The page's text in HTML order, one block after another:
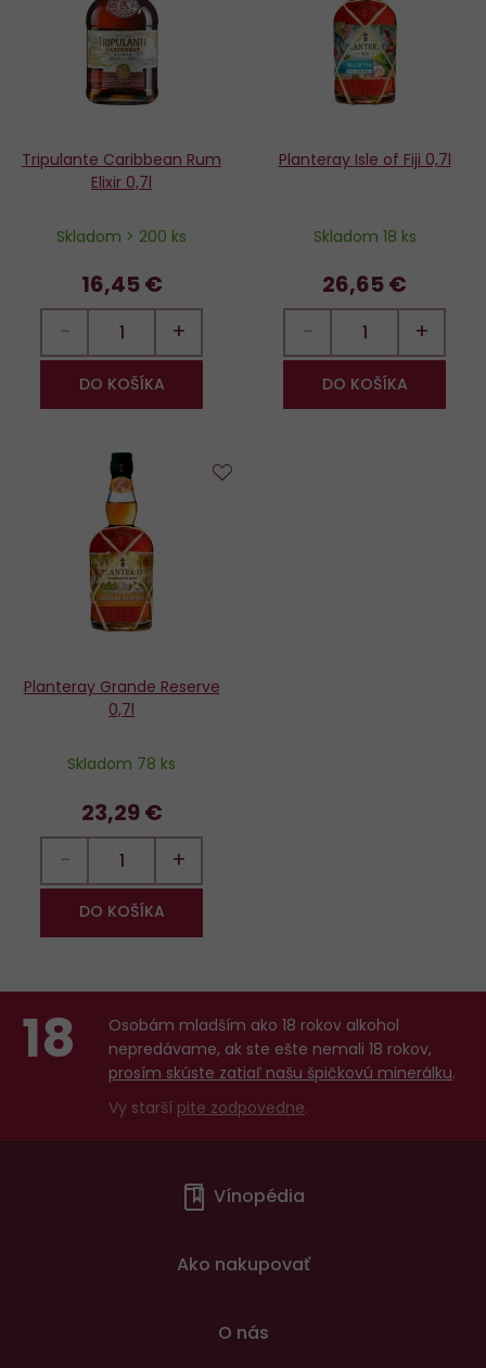
Tripulante Caribbean Rum
Elixir 0,7l
Skladom > 200 ks
16,45 €
− +
DO KOŠÍKA
Planteray Isle of Fiji 0,7l
Skladom 18 ks
26,65 €
− +
DO KOŠÍKA
Planteray Grande Reserve
0,7l
Skladom 78 ks
23,29 €
− +
DO KOŠÍKA
18
Osobám mladším ako 18 rokov alkohol
nepredávame, ak ste ešte nemali 18 rokov,
prosím skúste zatiaľ našu špičkovú minerálku.
Vy starší pite zodpovedne.
Vínopédia
Ako nakupovať
O nás